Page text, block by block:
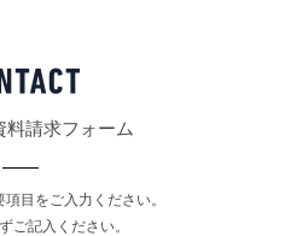
料請求フォーム
目をご入力ください。
ご記入ください。